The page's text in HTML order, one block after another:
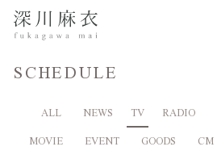
SCHEDULE
ALL NEWS TV RADIO
MOVIE
EVENT GOODS CM